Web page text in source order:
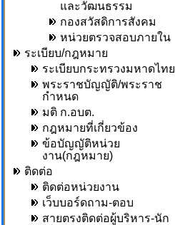
และวัฒนธรรม
กองสวัสดิการสังคม
หน่วยตรวจสอบภายใน
ระเบียบ/กฎหมาย
ระเบียบกระทรวงมหาดไทย
พระราชบัญญัติ/พระราช
กำหนด
มติ ก.อบต.
กฎหมายที่เกี่ยวข้อง
ข้อบัญญัติหน่วย
งาน(กฎหมาย)
ติดต่อ
ติดต่อหน่วยงาน
เว็บบอร์ดถาม-ตอบ
สายตรงติดต่อผู้บริหาร-นัก